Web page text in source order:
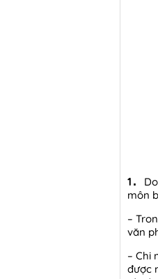
1 .
môn
–
văn
– Chi
được